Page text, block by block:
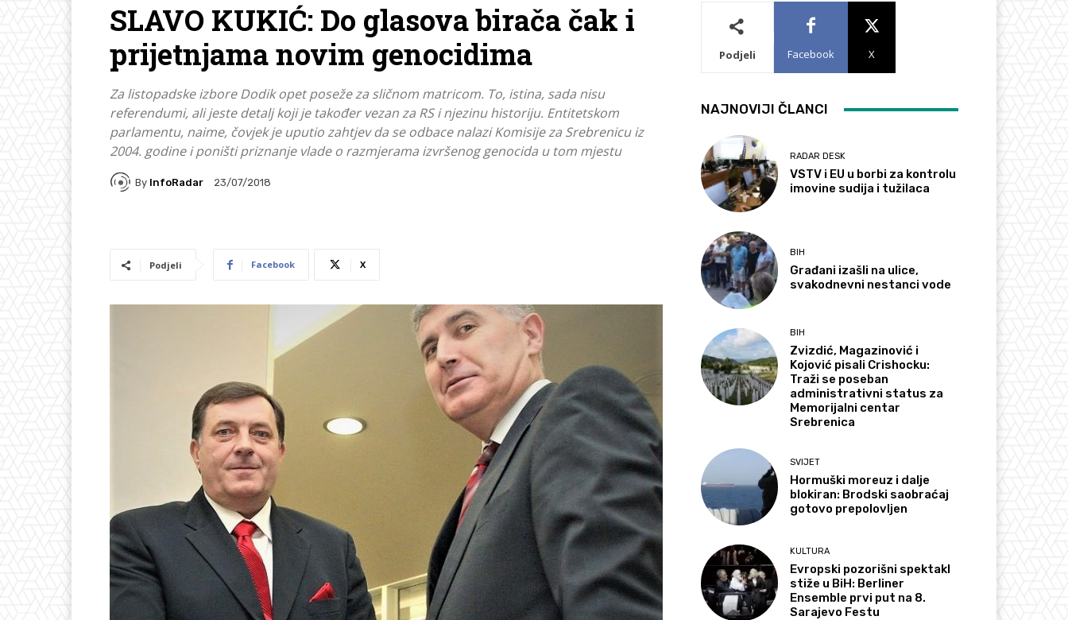
SLAVO KUKIĆ: Do glasova birača čak i
prijetnjama novim genocidima
Za listopadske izbore Dodik opet poseže za sličnom matricom. To, istina, sada nisu
referendumi, ali jeste detalj koji je također vezan za RS i njezinu historiju. Entitetskom
parlamentu, naime, čovjek je uputio zahtjev da se odbace nalazi Komisije za Srebrenicu iz
2004. godine i poništi priznanje vlade o razmjerama izvršenog genocida u tom mjestu
By InfoRadar 23/07/2018
Podjeli Facebook X
Podjeli Facebook X
NAJNOVIJI ČLANCI
RADAR DESK
VSTV i EU u borbi za kontrolu
imovine sudija i tužilaca
BIH
Građani izašli na ulice,
svakodnevni nestanci vode
BIH
Zvizdić, Magazinović i
Kojović pisali Crishocku:
Traži se poseban
administrativni status za
Memorijalni centar
Srebrenica
SVIJET
Hormuški moreuz i dalje
blokiran: Brodski saobraćaj
gotovo prepolovljen
KULTURA
Evropski pozorišni spektakl
stiže u BiH: Berliner
Ensemble prvi put na 8.
Sarajevo Festu